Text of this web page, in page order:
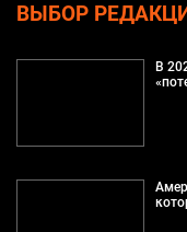
ВЫБОР
В